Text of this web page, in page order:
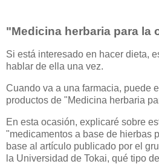
"Medicina herbaria para la
Si está interesado en hacer dieta,
hablar de ella una vez.
Cuando va a una farmacia, puede
productos de "Medicina herbaria
En esta ocasión, explicaré sobre
"medicamentos a base de hierbas
base al artículo publicado por el
la Universidad de Tokai, qué tipo